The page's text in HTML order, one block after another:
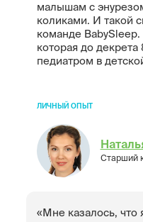
малышам с
коликами. И такой
команде BabySleep.
которая до декрета
педиатром в
ЛИЧНЫЙ ОПЫТ
Старший
«Мне казалось, что